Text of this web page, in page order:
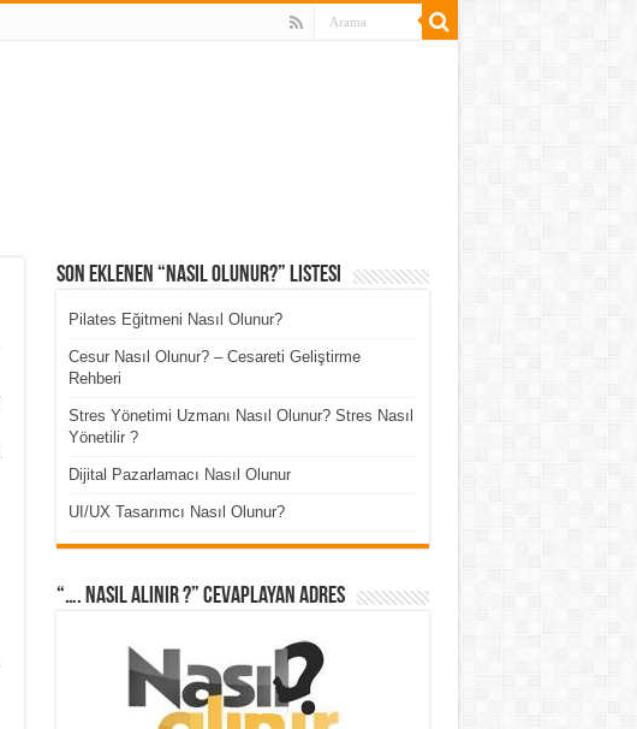
Son Eklenen “Nasıl Olunur?” Listesi
Pilates Eğitmeni Nasıl Olunur?
Cesur Nasıl Olunur? – Cesareti Geliştirme
Rehberi
Stres Yönetimi Uzmanı Nasıl Olunur? Stres Nasıl
Yönetilir ?
Dijital Pazarlamacı Nasıl Olunur
UI/UX Tasarımcı Nasıl Olunur?
“…. Nasıl Alınır ?” cevaplayan adres